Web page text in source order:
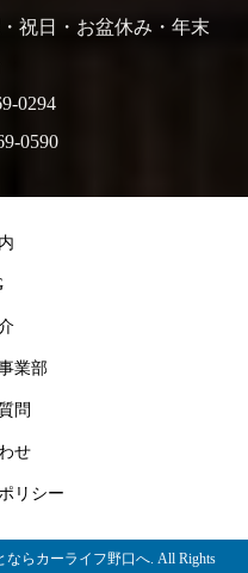
祝日・お盆休み・年末
0294
0590
業部
問
せ
リシー
ならカーライフ野口へ. All Rights